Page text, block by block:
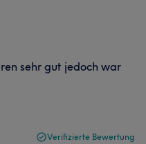
sehr gut jedoch war
Verifizierte Bewertung